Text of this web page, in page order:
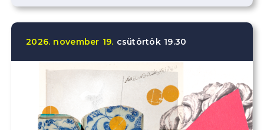
2026. november 19. csütörtök 19.30